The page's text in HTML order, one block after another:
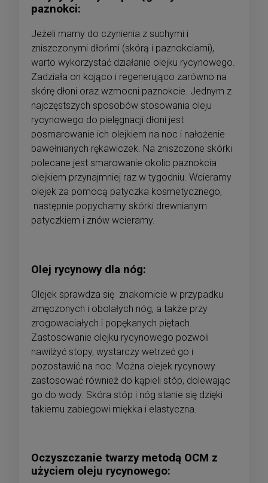
paznokci:
Jeżeli mamy do czynienia z suchymi i
zniszczonymi dłońmi (skórą i paznokciami),
warto wykorzystać działanie olejku rycynowego.
Zadziała on kojąco i regenerująco zarówno na
skórę dłoni oraz wzmocni paznokcie. Jednym z
najczęstszych sposobów stosowania oleju
rycynowego do pielęgnacji dłoni jest
posmarowanie ich olejkiem na noc i nałożenie
bawełnianych rękawiczek. Na zniszczone skórki
polecane jest smarowanie okolic paznokcia
olejkiem przynajmniej raz w tygodniu. Wcieramy
olejek za pomocą patyczka kosmetycznego,
następnie popychamy skórki drewnianym
patyczkiem i znów wcieramy.
Olej rycynowy dla nóg:
Olejek sprawdza się znakomicie w przypadku
zmęczonych i obolałych nóg, a także przy
zrogowaciałych i popękanych piętach.
Zastosowanie olejku rycynowego pozwoli
nawilżyć stopy, wystarczy wetrzeć go i
pozostawić na noc. Można olejek rycynowy
zastosować również do kąpieli stóp, dolewając
go do wody. Skóra stóp i nóg stanie się dzięki
takiemu zabiegowi miękka i elastyczna.
Oczyszczanie twarzy metodą OCM z
użyciem oleju rycynowego: